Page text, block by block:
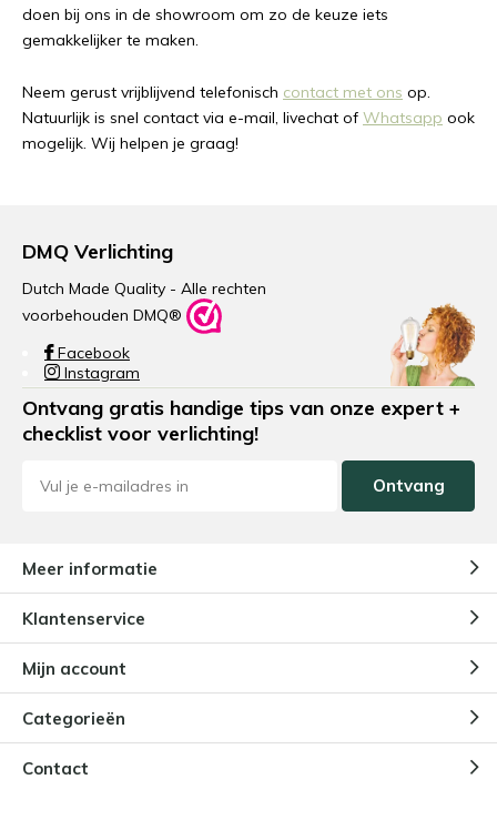
doen bij ons in de showroom om zo de keuze iets
gemakkelijker te maken.
Neem gerust vrijblijvend telefonisch contact met ons op.
Natuurlijk is snel contact via e-mail, livechat of Whatsapp ook
mogelijk. Wij helpen je graag!
DMQ Verlichting
Dutch Made Quality - Alle rechten
voorbehouden DMQ®
Facebook
Instagram
Ontvang gratis handige tips van onze expert +
checklist voor verlichting!
Ontvang
Meer informatie
Klantenservice
Mijn account
Categorieën
Contact